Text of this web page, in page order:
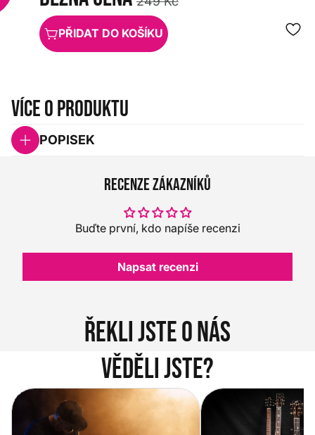
PŘIDAT DO KOŠÍKU
Více o produktu
POPISEK
Recenze zákazníků
Buďte první, kdo napíše recenzi
Napsat recenzi
Řekli jste o nás
Věděli jste?
Vítejte na novém e-shopu Music
City
Jak vybrat